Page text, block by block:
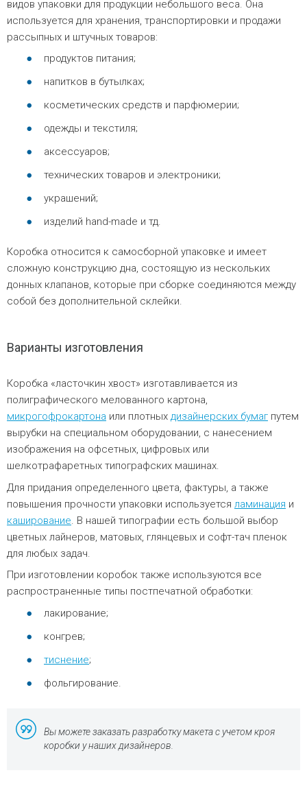
видов упаковки для продукции небольшого веса. Она
используется для хранения, транспортировки и продажи
рассыпных и штучных товаров:
продуктов питания;
напитков в бутылках;
косметических средств и парфюмерии;
одежды и текстиля;
аксессуаров;
технических товаров и электроники;
украшений;
изделий hand-made и тд.
Коробка относится к самосборной упаковке и имеет
сложную конструкцию дна, состоящую из нескольких
донных клапанов, которые при сборке соединяются между
собой без дополнительной склейки.
Варианты изготовления
Коробка «ласточкин хвост» изготавливается из
полиграфического мелованного картона,
микрогофрокартона или плотных дизайнерских бумаг путем
вырубки на специальном оборудовании, с нанесением
изображения на офсетных, цифровых или
шелкотрафаретных типографских машинах.
Для придания определенного цвета, фактуры, а также
повышения прочности упаковки используется ламинация и
каширование . В нашей типографии есть большой выбор
цветных лайнеров, матовых, глянцевых и софт-тач пленок
для любых задач.
При изготовлении коробок также используются все
распространенные типы постпечатной обработки:
лакирование;
конгрев;
тиснение;
фольгирование.
Вы можете заказать разработку макета с учетом кроя
коробки у наших дизайнеров.